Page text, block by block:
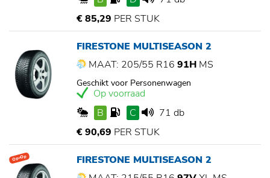
€ 85,29 PER STUK
FIRESTONE MULTISEASON 2
MAAT: 205/55 R16 91H MS
Geschikt voor Personenwagen
Op voorraad
B
C
71 db
€ 90,69 PER STUK
Op=Op
FIRESTONE MULTISEASON 2